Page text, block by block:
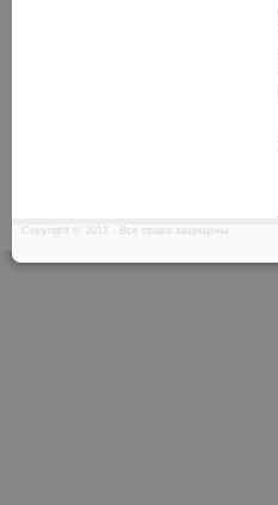
Copyright © 2013 - Все права защищены